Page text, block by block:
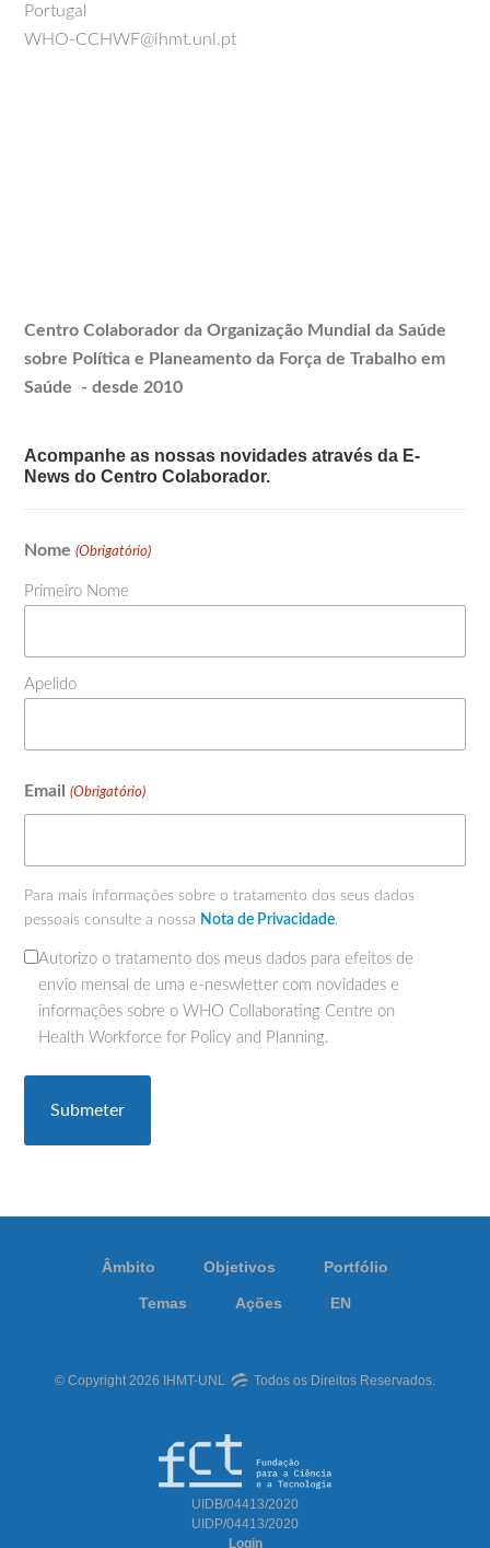
Portugal
WHO-CCHWF@ihmt.unl.pt
Centro Colaborador da Organização Mundial da Saúde
sobre Política e Planeamentoda Força de Trabalho em
Saúde - desde 2010
Acompanhe as nossas novidades através da E-
News do Centro Colaborador.
Nome (Obrigatório)
Primeiro Nome
Apelido
Email (Obrigatório)
Para mais informações sobre o tratamento dos seus dados
pessoais consulte a nossa Nota de Privacidade.
(Obrigatório)
Autorizo o tratamento dos meus dados para efeitos de
envio mensal de uma e-neswletter com novidades e
informações sobre o WHO Collaborating Centre on
Health Workforce for Policy and Planning.
Âmbito Objetivos Portfólio
Temas Ações EN
© Copyright 2026 IHMT-UNL Todos os Direitos Reservados.
UIDB/04413/2020
UIDP/04413/2020
Login